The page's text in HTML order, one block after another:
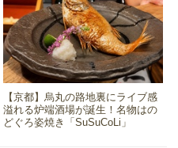
【京都】烏丸の路地裏にライブ感
溢れる炉端酒場が誕生！名物はの
どぐろ姿焼き「SuSuCoLi」